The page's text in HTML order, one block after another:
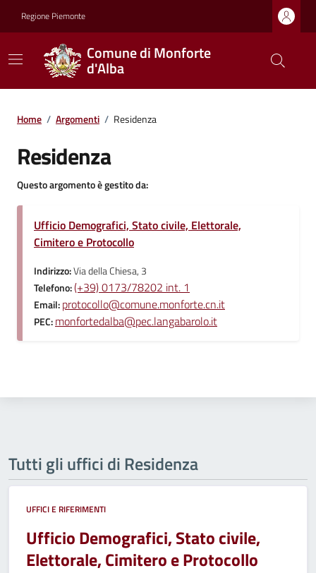
Regione Piemonte
Comune di Monforte
d'Alba
Home / Argomenti / Residenza
Residenza
Questo argomento è gestito da:
Ufficio Demografici, Stato civile, Elettorale,
Cimitero e Protocollo
Indirizzo:Via della Chiesa, 3
Telefono:(+39) 0173/78202 int. 1
Email:protocollo@comune.monforte.cn.it
PEC:monfortedalba@pec.langabarolo.it
Tutti gli uffici di Residenza
UFFICI E RIFERIMENTI
Ufficio Demografici, Stato civile,
Elettorale, Cimitero e Protocollo